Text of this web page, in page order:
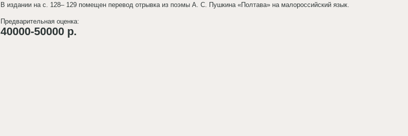
В издании на с. 128– 129 помещен перевод отрывка из поэмы А. С. Пушкина «Полтава» на малороссийский язык.
Предварительная оценка:
40000-50000 р.